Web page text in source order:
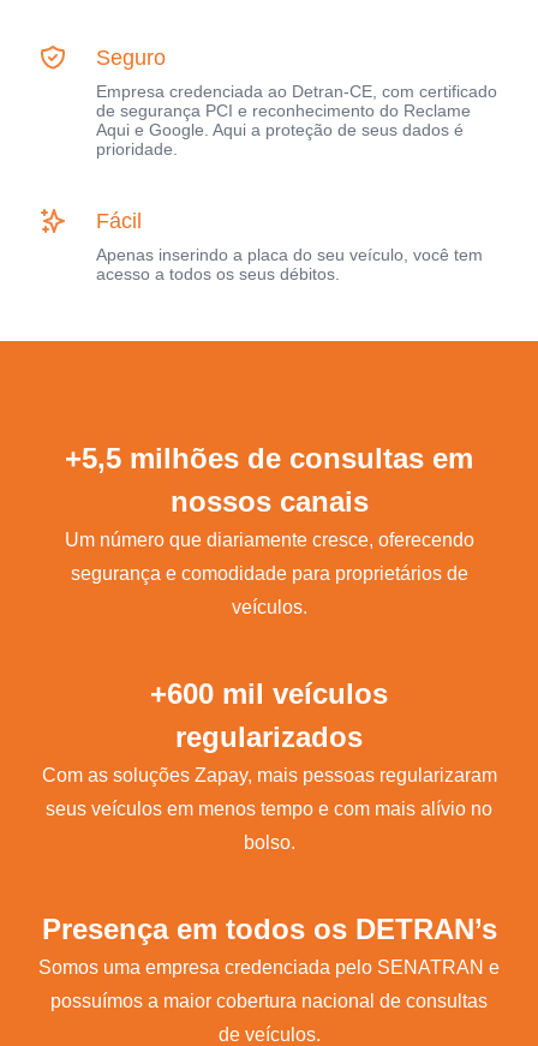
Seguro
Empresa credenciada ao Detran-CE, com certificado
de segurança PCI e reconhecimento do Reclame
Aqui e Google. Aqui a proteção de seus dados é
prioridade.
Fácil
Apenas inserindo a placa do seu veículo, você tem
acesso a todos os seus débitos.
+5,5 milhões de consultas em
nossos canais
Um número que diariamente cresce, oferecendo
segurança e comodidade para proprietários de
veículos.
+600 mil veículos
regularizados
Com as soluções Zapay, mais pessoas regularizaram
seus veículos em menos tempo e com mais alívio no
bolso.
Presença em todos os DETRAN’s
Somos uma empresa credenciada pelo SENATRAN e
possuímos a maior cobertura nacional de consultas
de veículos.